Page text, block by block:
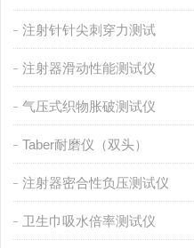
注射针针尖刺穿力测试
注射器滑动性能测试仪
气压式织物胀破测试仪
Taber耐磨仪（双头）
注射器密合性负压测试仪
卫生巾吸水倍率测试仪